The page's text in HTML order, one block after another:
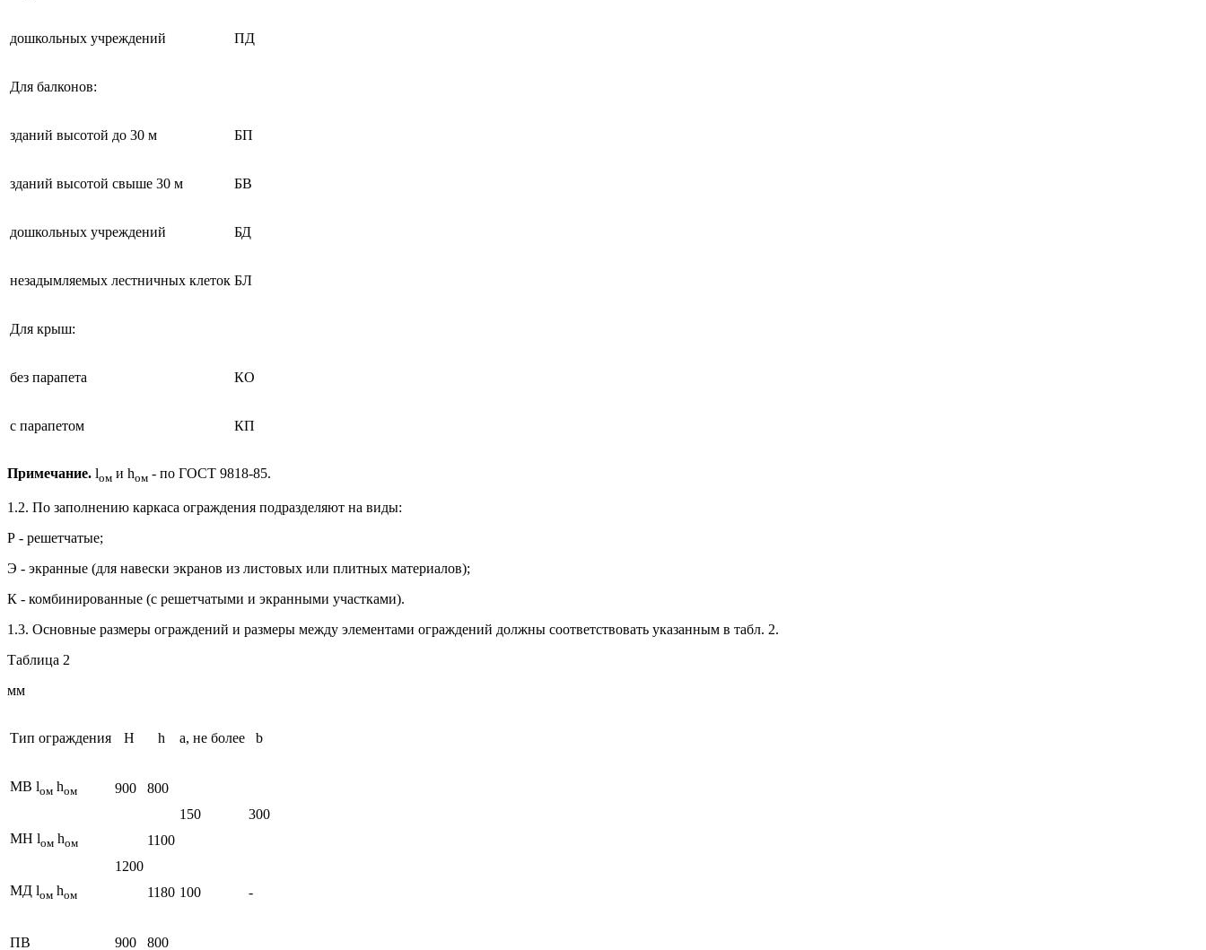
дошкольных учреждений ПД
Для балконов:
зданий высотой до 30 м БП
зданий высотой свыше 30 м БВ
дошкольных учреждений БД
незадымляемых лестничных клеток БЛ
Для крыш:
без парапета КО
с парапетом КП
Примечание. lом и hом - по ГОСТ 9818-85.
1.2. По заполнению каркаса ограждения подразделяют на виды:
Р - решетчатые;
Э - экранные (для навески экранов из листовых или плитных материалов);
К - комбинированные (с решетчатыми и экранными участками).
1.3. Основные размеры ограждений и размеры между элементами ограждений должны соответствовать указанным в табл. 2.
Таблица 2
мм
Тип ограждения H h а, не более b
МВ lом hом 900
800
150
300
МН lом hом
1200
1100
МД lом hом 1180 100 -
ПВ 900
800